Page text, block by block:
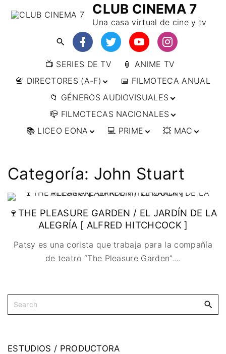
CLUB CINEMA 7
Una casa virtual de cine y tv
📺 SERIES DE TV
🏮 ANIME TV
📇 DIRECTORES (A-F)
📇 DIRECTORES (F-L)
📇 DIRECTORES (L-
W)
📅 FILMOTECA ANUAL
📁 GÉNEROS AUDIOVISUALES
🔴ANIMACIÓN
🔴ARTES MARCIALES
🔴CINE DOCUMENTAL
🔴CINE NEGRO / CRIMEN /
🔴COMEDIA
🔴DRAMA
🔴ÉPICO / MITOLÓGICO
🔴EXPERIMENTOS
🔴WESTERN / CHAMBARA
📪 FILMOTECAS NACIONALES
🌍 AFRICA
🇧🇷 BRASIL
🇨🇱 CHILE
🇺🇸 ESTADOS
🇲🇽 MÉXICO
🌏 ASIA
🇮🇳 INDIA
🇯🇵 JAPÓN
🇷🇺 RUSIA
🌍 EUROPA
🇩🇪 ALEMANIA
🇦🇹 AUSTRIA
🇧🇪 BÉLGICA
🇩🇰 DINAMARCA
🇪🇸 ESPAÑA
🇫🇷 FRANCIA
🇬🇧 REINO UNIDO
🇷🇸 SERBIA​
🌏 OCEANIA 🇦🇺 AUSTRALIA
📚 LICEO EONA
🎒 TALLERES
ONLINE
🎞️ FILM DOCTOR
👨‍🎨 IMAGEN &
VIDEO
COMPUTACIÓN
🌐 DISEÑO WEB
💻 PRIME
📀
IMPRESCINDIBLES
💥 MAC
👁️ ANIME
🗨 CÓMICS
Categoría: John Stuart
🍷THE PLEASURE GARDEN / EL JARDÍN DE LA
ALEGRÍA [ ALFRED HITCHCOCK ]
Patsy es una corista que trabaja para la compañía
de teatro “The Pleasure Garden”.…
ESTUDIOS / PRODUCTORA